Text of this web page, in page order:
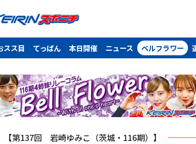
スス目 てっぱん 本日開催 ニュース ベルフラワー
【第137回 岩崎ゆみこ（茨城・116期）】